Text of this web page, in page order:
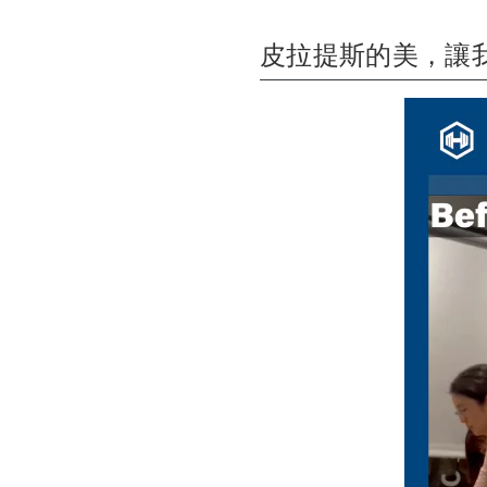
皮拉提斯的美，讓